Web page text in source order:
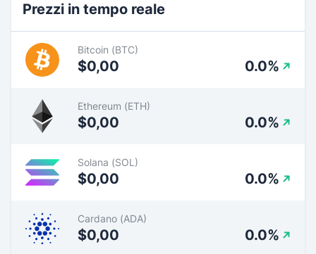
Prezzi in tempo reale
Bitcoin (BTC)
$0,00 0.0%
Ethereum (ETH)
$0,00 0.0%
Solana (SOL)
$0,00 0.0%
Cardano (ADA)
$0,00 0.0%